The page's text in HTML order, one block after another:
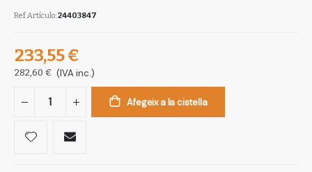
Ref.Artículo 24403847
233,55 €
282,60 € (IVA inc.)
Afegeix a la cistella